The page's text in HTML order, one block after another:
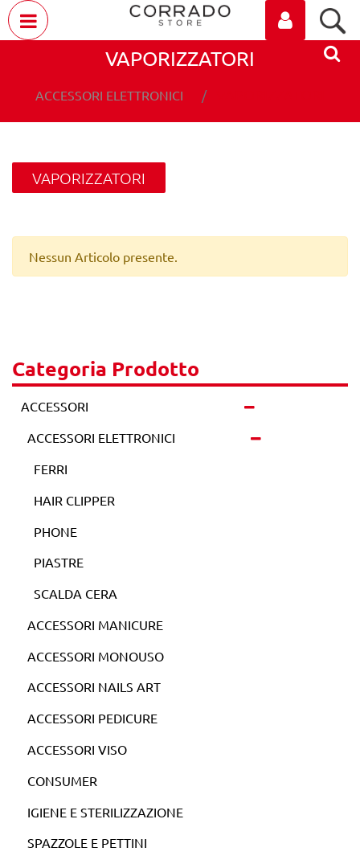
VAPORIZZATORI
ACCESSORI ELETTRONICI
VAPORIZZATORI
Nessun Articolo presente.
Categoria Prodotto
ACCESSORI
ACCESSORI ELETTRONICI
FERRI
HAIR CLIPPER
PHONE
PIASTRE
SCALDA CERA
ACCESSORI MANICURE
ACCESSORI MONOUSO
ACCESSORI NAILS ART
ACCESSORI PEDICURE
ACCESSORI VISO
CONSUMER
IGIENE E STERILIZZAZIONE
SPAZZOLE E PETTINI